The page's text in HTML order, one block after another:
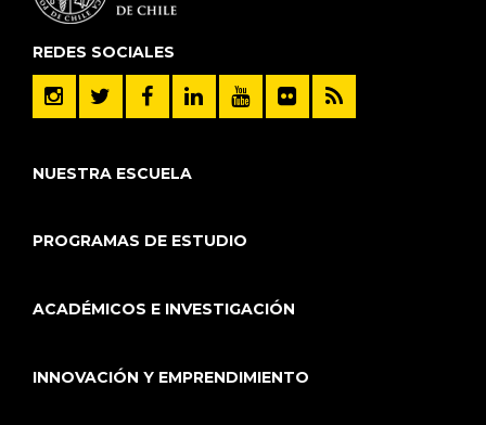
REDES SOCIALES
NUESTRA ESCUELA
PROGRAMAS DE ESTUDIO
ACADÉMICOS E INVESTIGACIÓN
INNOVACIÓN Y EMPRENDIMIENTO